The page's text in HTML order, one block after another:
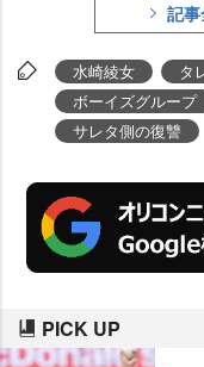
記
水崎綾女 タ
ボーイズグループ
サレタ側の復讐
PICK UP